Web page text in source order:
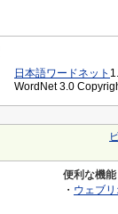
日本語ワードネット
WordNet 3.0
便利な機能
・ ウェブリ